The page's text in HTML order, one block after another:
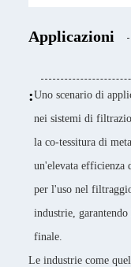
Applicazioni
:Uno scenario di
nei sistemi di
la co-tessitura di
un'elevata efficienza
per l'uso nel
industrie,
finale.
Le industrie come